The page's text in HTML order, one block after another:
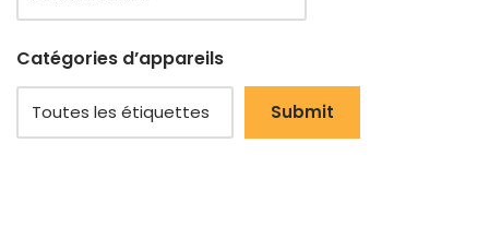
Catégories d’appareils